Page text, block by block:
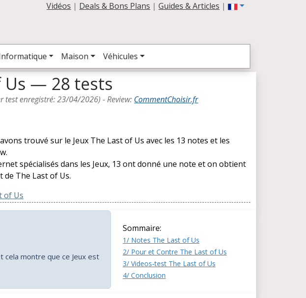
Vidéos | Deals & Bons Plans |Guides & Articles |
Maison Véhicules
Us — 28 tests
test enregistré:23/04/2026) -Review: CommentChoisir.fr
trouvé sur le Jeux The Last of Us avec les 13 notes et les
spécialisés dans les Jeux, 13 ont donné une note et on obtient
de The Last of Us.
of Us
cela montre que ce Jeux est
Sommaire:
1/ Notes The Last of Us
2/ Pour et Contre The Last of Us
3/ Videos-test The Last of Us
4/ Conclusion